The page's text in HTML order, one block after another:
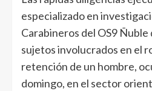
especializado en
Carabineros del OS9 Ñuble
sujetos involucrados en el
retención de un hombre,
domingo, en el sector